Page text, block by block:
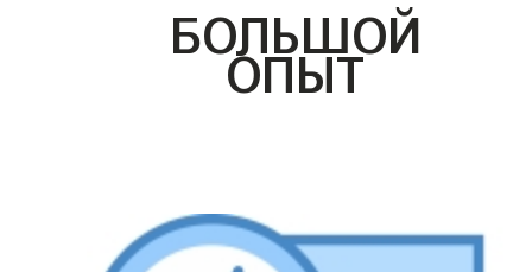
БОЛЬШОЙ
ОПЫТ